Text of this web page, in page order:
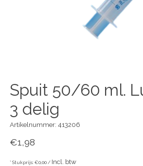
Spuit 50/60 ml.
3 delig
Artikelnummer: 413206
€1,98
* Stukprijs: €0,00 / Incl. btw